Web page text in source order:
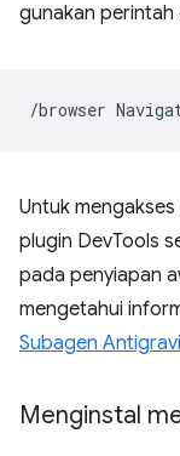
gunakan perintah
/browser
Untuk
plugin DevTools
pada penyiapan
mengetahui
Subagen
Menginstal